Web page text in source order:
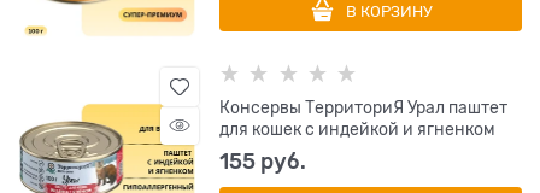
В КОРЗИНУ
Консервы ТерриториЯ Урал паштет
для кошек с индейкой и ягненком
155 руб.